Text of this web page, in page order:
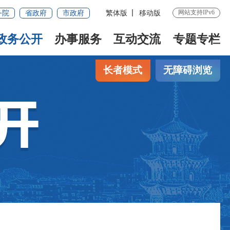
院 省政府 市政府 繁体版 移动版 网站支持IPv6
务公开 办事服务 互动交流 专题专栏
长者模式 无障碍浏览